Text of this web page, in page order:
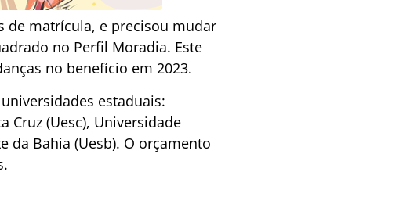
de matrícula, e precisou mudar
no Perfil Moradia. Este
no benefício em 2023.
estaduais:
Cruz (Uesc), Universidade
da Bahia (Uesb). O orçamento